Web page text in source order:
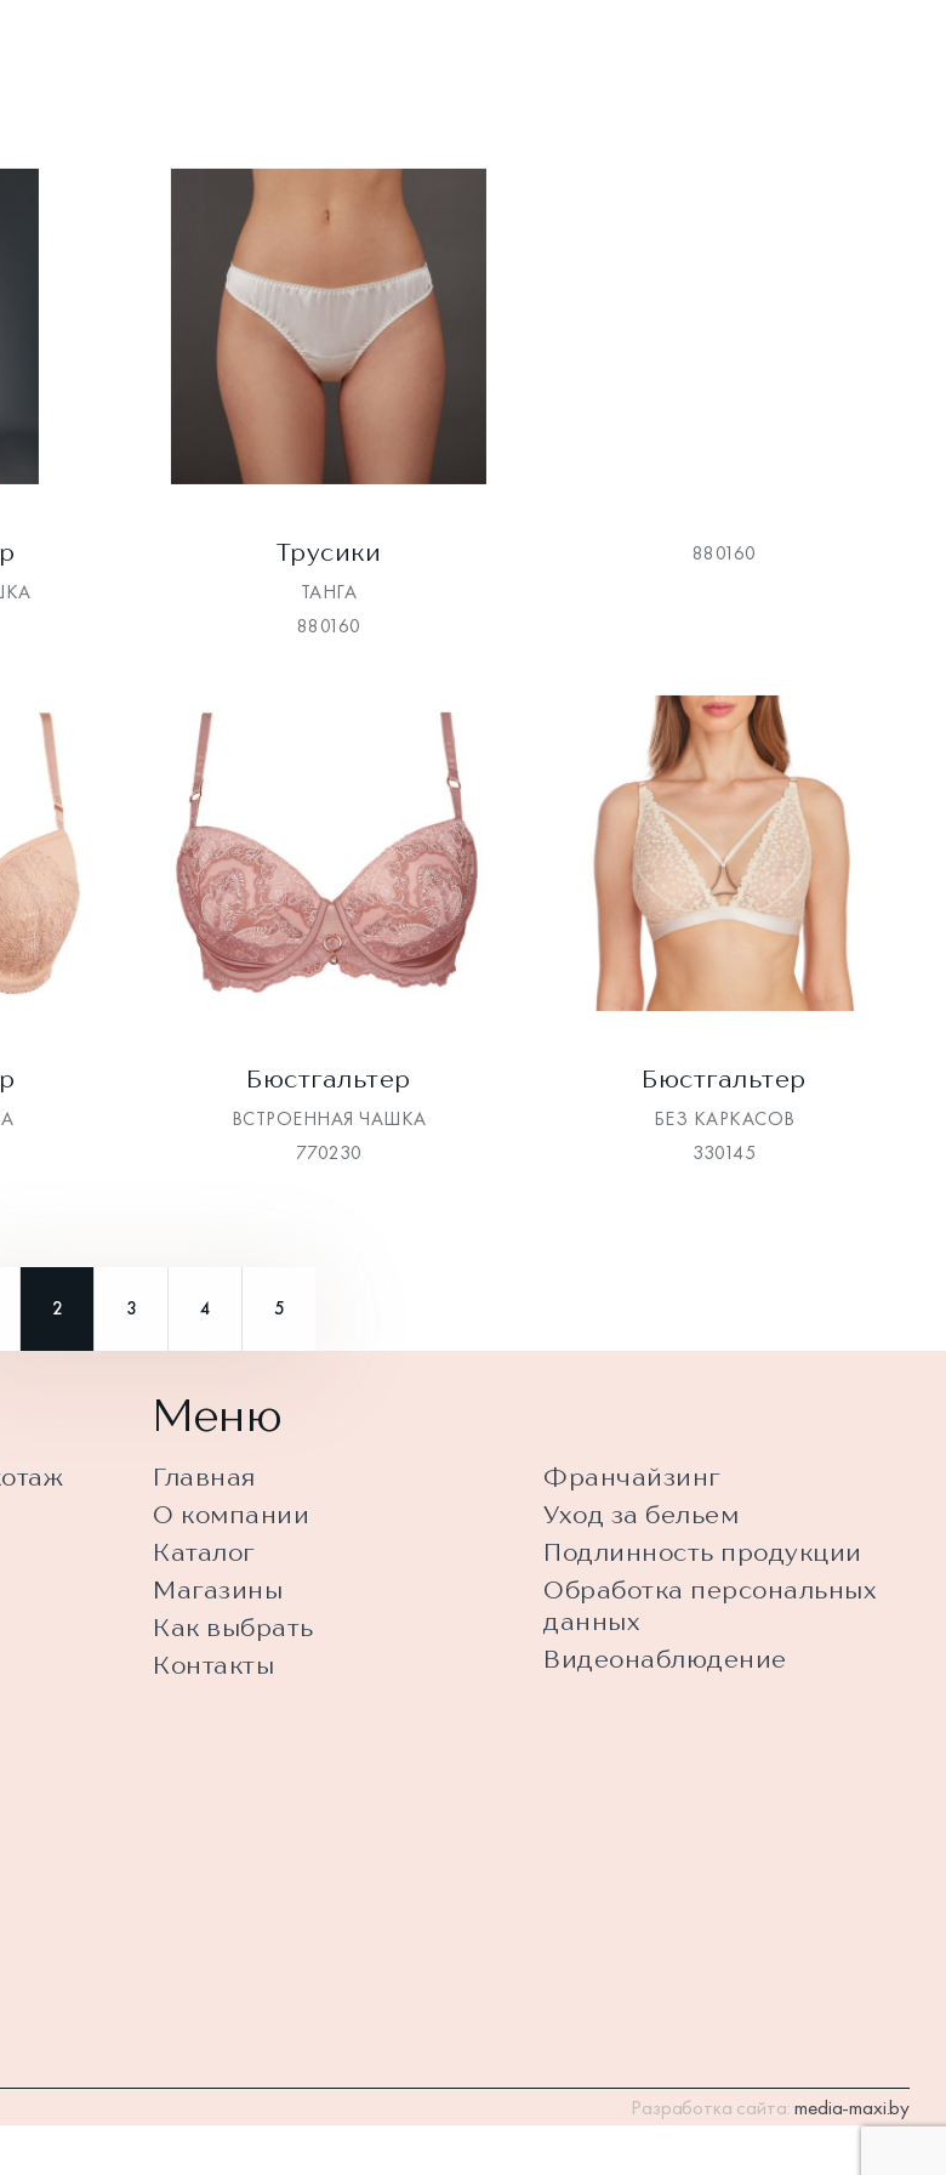
Трусики
ТАНГА
880160
880160
Бюстгальтер
ВСТРОЕННАЯ ЧАШКА
770230
Бюстгальтер
БЕЗ КАРКАСОВ
330145
2 3 4 5
Меню
Главная
О компании
Каталог
Магазины
Как выбрать
Контакты
Франчайзинг
Уход за бельем
Подлинность продукции
Обработка персональных
данных
Видеонаблюдение
Разработка сайта:media-maxi.by